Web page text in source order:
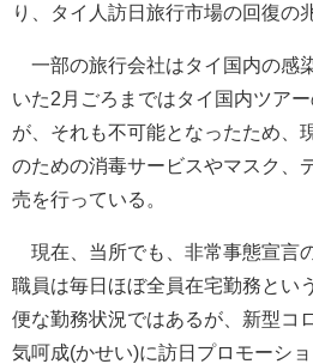
り、タイ人訪日旅行市場の回復の
一部の旅行会社はタイ国内の感
いた2月ごろまではタイ国内ツア
が、それも不可能となったため、
のための消毒サービスやマスク、
売を行っている。
現在、当所でも、非常事態宣言
職員は毎日ほぼ全員在宅勤務とい
便な勤務状況ではあるが、新型コ
気呵成(かせい)に訪日プロモーシ